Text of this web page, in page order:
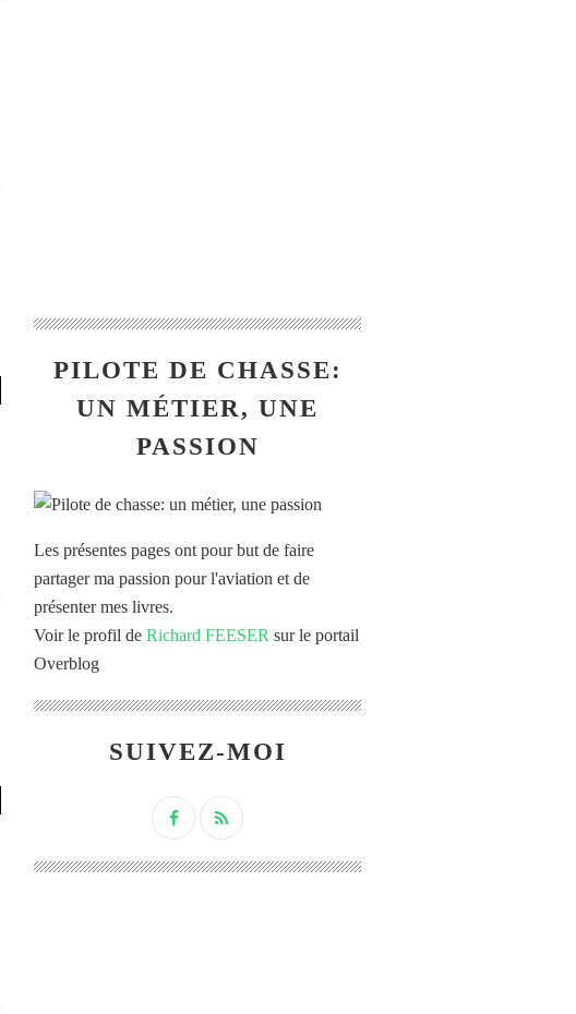
PILOTE DE CHASSE:
UN MÉTIER, UNE
PASSION
Les présentes pages ont pour but de faire
partager ma passion pour l'aviation et de
présenter mes livres.
Voir le profil de Richard FEESER sur le portail
Overblog
SUIVEZ-MOI